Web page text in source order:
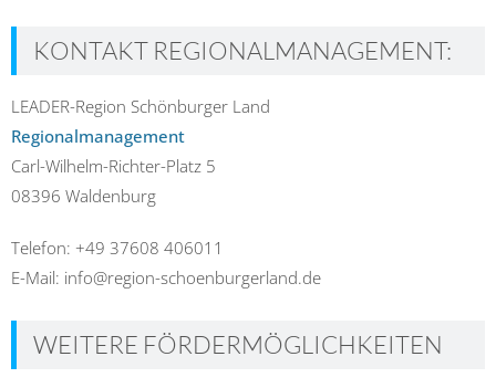
KONTAKT REGIONALMANAGEMENT:
LEADER-Region Schönburger Land
Regionalmanagement
Carl-Wilhelm-Richter-Platz 5
08396 Waldenburg
Telefon: +49 37608 406011
E-Mail: info@region-schoenburgerland.de
WEITERE FÖRDERMÖGLICHKEITEN